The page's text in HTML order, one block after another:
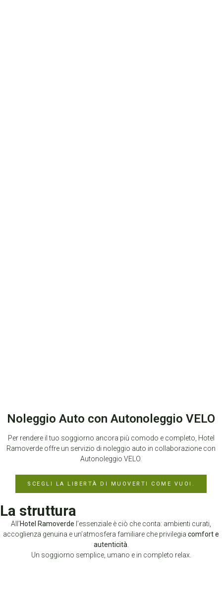
Noleggio Auto con Autonoleggio VELO
Per rendere il tuo soggiorno ancora più comodo e completo, Hotel
Ramoverde offre un servizio di noleggio auto in collaborazione con
Autonoleggio VELO.
SCEGLI LA LIBERTÀ DI MUOVERTI COME VUOI.
La struttura
All’Hotel Ramoverde l’essenziale è ciò che conta: ambienti curati,
accoglienza genuina e un’atmosfera familiare che privilegia comfort e
autenticità
Un soggiorno semplice, umano e in completo relax.